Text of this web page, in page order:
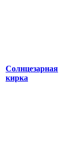
Солнцезарная
кирка